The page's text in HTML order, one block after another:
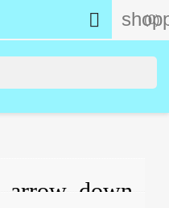
(0)
